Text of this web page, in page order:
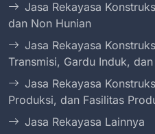
Jasa Rekayasa
dan Non Hunian
Jasa Rekayasa
Transmisi, Gardu Induk,
Jasa Rekayasa
Produksi, dan Fasilitas
Jasa Rekayasa Lainnya